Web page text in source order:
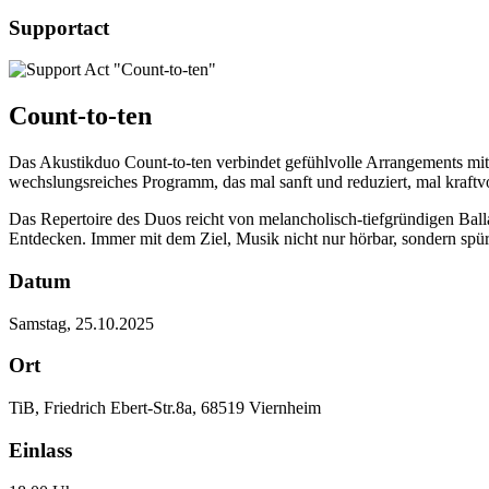
Supportact
Count-to-ten
Das Akustikduo Count-to-ten verbindet gefühlvolle Arrangements
wechslungsreiches Programm, das mal sanft und reduziert, mal
Das Repertoire des Duos reicht von melancholisch-tiefgrün­digen
Entdecken. Immer mit dem Ziel, Musik nicht nur hörbar, sondern
Datum
Samstag, 25.10.2025
Ort
TiB, Friedrich Ebert-Str.8a, 68519 Viernheim
Einlass